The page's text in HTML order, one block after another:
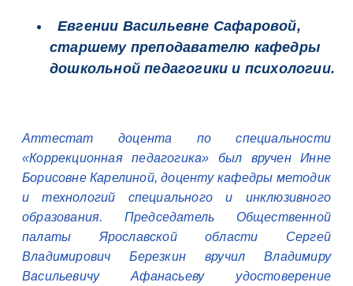
Евгении Васильевне Сафаровой,
старшему преподавателю кафедры
дошкольной педагогики и психологии.
Аттестат доцента по специальности
«Коррекционная педагогика» был вручен Инне
Борисовне Карелиной, доценту кафедры методик
и технологий специального и инклюзивного
образования. Председатель Общественной
палаты Ярославской области Сергей
Владимирович Березкин вручил Владимиру
Васильевичу Афанасьеву удостоверение